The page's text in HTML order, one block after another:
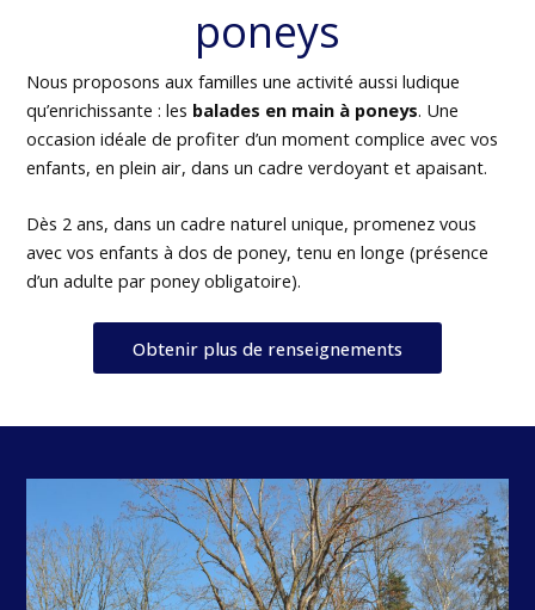
poneys
Nous proposons aux familles une activité aussi ludique
qu’enrichissante : les balades en main à poneys. Une
occasion idéale de profiter d’un moment complice avec vos
enfants, en plein air, dans un cadre verdoyant et apaisant.
Dès 2 ans, dans un cadre naturel unique, promenez vous
avec vos enfants à dos de poney, tenu en longe (présence
d’un adulte par poney obligatoire).
Obtenir plus de renseignements